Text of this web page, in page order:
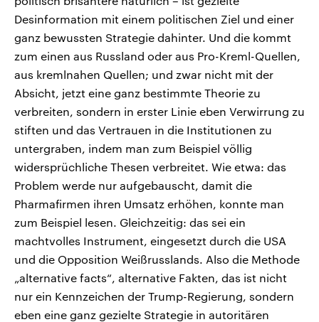
Desinformation mit einem politischen Ziel und einer
ganz bewussten Strategie dahinter. Und die kommt
zum einen aus Russland oder aus Pro-Kreml-Quellen,
aus kremlnahen Quellen; und zwar nicht mit der
Absicht, jetzt eine ganz bestimmte Theorie zu
verbreiten, sondern in erster Linie eben Verwirrung zu
stiften und das Vertrauen in die Institutionen zu
untergraben, indem man zum Beispiel völlig
widersprüchliche Thesen verbreitet. Wie etwa: das
Problem werde nur aufgebauscht, damit die
Pharmafirmen ihren Umsatz erhöhen, konnte man
zum Beispiel lesen. Gleichzeitig: das sei ein
machtvolles Instrument, eingesetzt durch die USA
und die Opposition Weißrusslands. Also die Methode
„alternative facts“, alternative Fakten, das ist nicht
nur ein Kennzeichen der Trump-Regierung, sondern
eben eine ganz gezielte Strategie in autoritären